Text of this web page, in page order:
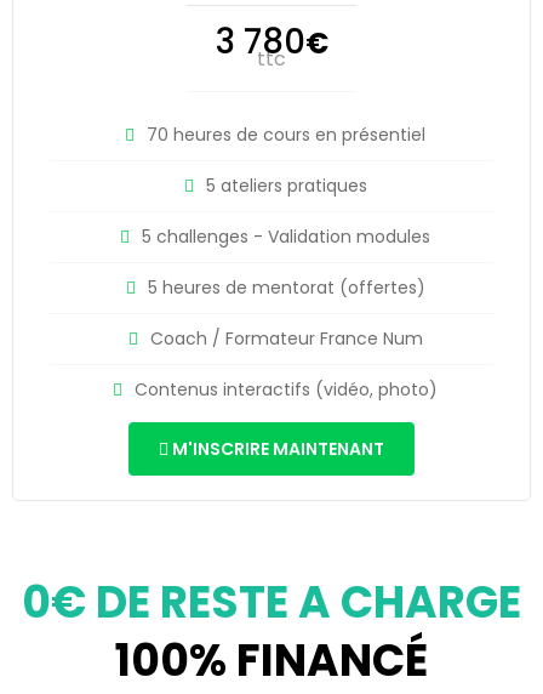
3 780€
ttc
70 heures de cours en présentiel
5 ateliers pratiques
5 challenges - Validation modules
5 heures de mentorat (offertes)
Coach / Formateur France Num
Contenus interactifs (vidéo, photo)
M'INSCRIRE MAINTENANT
0€ DE RESTE A CHARGE
100% FINANCÉ